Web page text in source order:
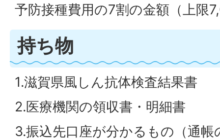
予防接種費用の7割の金額（上限
持ち物
1.滋賀県風しん抗体検査結果書
2.医療機関の領収書・明細書
3.振込先口座が分かるもの（通帳